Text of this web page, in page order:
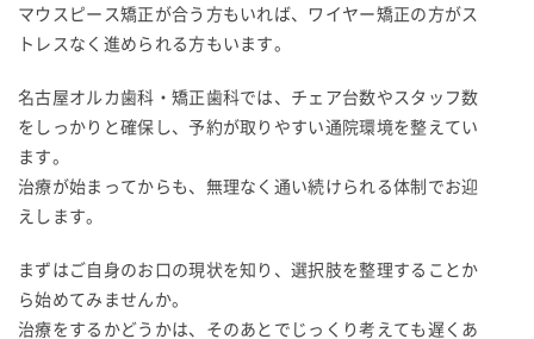
マウスピース矯正が合う方もいれば、ワイヤー矯正の方がス
トレスなく進められる方もいます。
名古屋オルカ歯科・矯正歯科では、チェア台数やスタッフ数
をしっかりと確保し、予約が取りやすい通院環境を整えてい
ます。
治療が始まってからも、無理なく通い続けられる体制でお迎
えします。
まずはご自身のお口の現状を知り、選択肢を整理することか
ら始めてみませんか。
治療をするかどうかは、そのあとでじっくり考えても遅くあ